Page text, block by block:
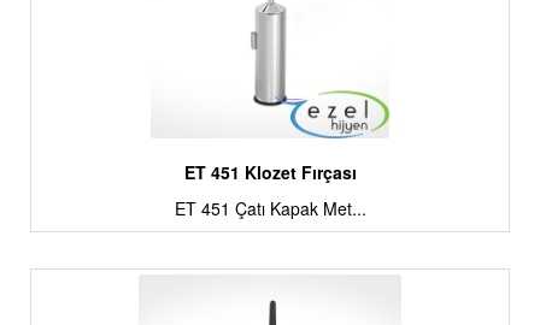
ET 451 Klozet Fırçası
ET 451 Çatı Kapak Met...